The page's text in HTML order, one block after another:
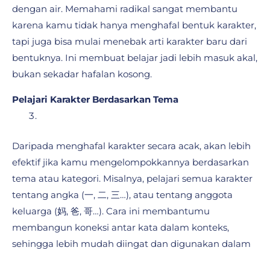
dengan air. Memahami radikal sangat membantu
karena kamu tidak hanya menghafal bentuk karakter,
tapi juga bisa mulai menebak arti karakter baru dari
bentuknya. Ini membuat belajar jadi lebih masuk akal,
bukan sekadar hafalan kosong.
Pelajari Karakter Berdasarkan Tema
Daripada menghafal karakter secara acak, akan lebih
efektif jika kamu mengelompokkannya berdasarkan
tema atau kategori. Misalnya, pelajari semua karakter
tentang angka (一, 二, 三…), atau tentang anggota
keluarga (妈, 爸, 哥…). Cara ini membantumu
membangun koneksi antar kata dalam konteks,
sehingga lebih mudah diingat dan digunakan dalam